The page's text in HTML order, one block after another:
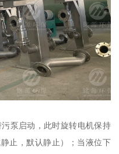
泵启动，此时旋转电机保持
止，默认静止）；当液位下